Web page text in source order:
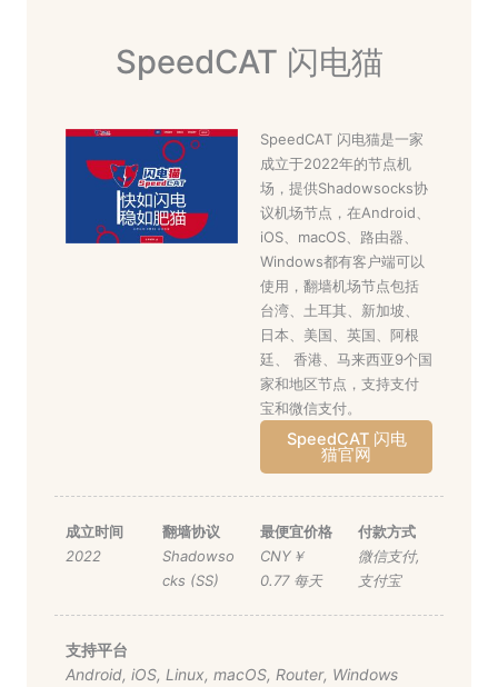
SpeedCAT 闪电猫
SpeedCAT 闪电猫是一家
成立于2022年的节点机
场，提供Shadowsocks协
议机场节点，在Android、
iOS、macOS、路由器、
Windows都有客户端可以
使用，翻墙机场节点包括
台湾、土耳其、新加坡、
日本、美国、英国、阿根
廷、 香港、马来西亚9个国
家和地区节点，支持支付
宝和微信支付。
SpeedCAT 闪电
猫官网
成立时间
2022
翻墙协议
Shadowso
cks (SS)
最便宜价格
CNY￥
0.77 每天
付款方式
微信支付,
支付宝
支持平台
Android, iOS, Linux, macOS, Router, Windows